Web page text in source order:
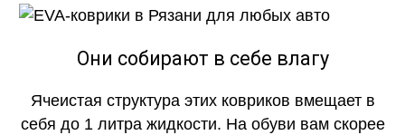
КАЧЕСТВО
ОГОНЬ
Они собирают в себе влагу
Ячеистая структура этих ковриков вмещает в
себя до 1 литра жидкости. На обуви вам скорее